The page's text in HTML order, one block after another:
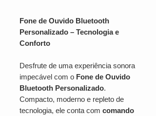
Fone de Ouvido Bluetooth
Personalizado – Tecnologia e
Conforto
Desfrute de uma experiência sonora
impecável com o Fone de Ouvido
Bluetooth Personalizado.
Compacto, moderno e repleto de
tecnologia, ele conta com comando